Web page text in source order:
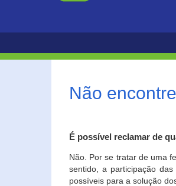
Não
É possível reclamar de
Não. Por se tratar de uma
sentido, a participação
possíveis para a solução